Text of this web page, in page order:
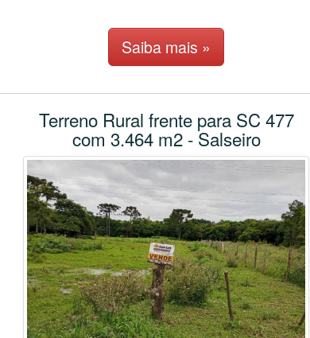
Saiba mais »
Terreno Rural frente para SC 477
com 3.464 m2 - Salseiro